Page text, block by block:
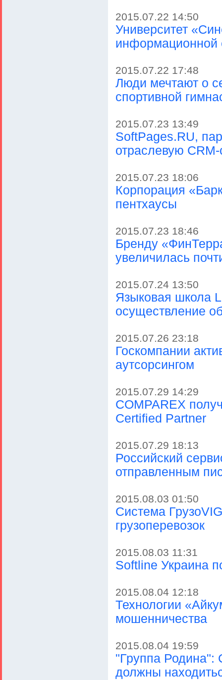
2015.07.22 14:50
Университет
информационной
2015.07.22 17:48
Люди мечтают о
спортивной
2015.07.23 13:49
SoftPages.RU,
отраслевую
2015.07.23 18:06
Корпорация
пентхаусы
2015.07.23 18:46
Бренду
увеличилась
2015.07.24 13:50
Языковая школа
осуществление
2015.07.26 23:18
Госкомпании
аутсорсингом
2015.07.29 14:29
COMPAREX
Certified Partner
2015.07.29 18:13
Российский
отправленным
2015.08.03 01:50
Система
грузоперевозок
2015.08.03 11:31
Softline Украина
2015.08.04 12:18
Технологии
мошенничества
2015.08.04 19:59
"Группа Родина":
должны